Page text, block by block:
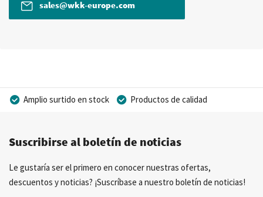
sales@wkk-europe.com
Amplio surtido en stock
Productos de calidad
Asesoramiento personal
Más de 40 años de experiencia
Posibilidad de crear marca privada
Suscribirse al boletín de noticias
Le gustaría ser el primero en conocer nuestras ofertas,
descuentos y noticias? ¡Suscríbase a nuestro boletín de noticias!